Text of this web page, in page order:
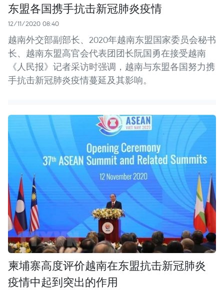
东盟各国携手抗击新冠肺炎疫情
12/11/2020 08:40
越南外交部副部长、2020年越南东盟国家委员会秘书
长、越南东盟高官会代表团团长阮国勇在接受越南
《人民报》记者采访时强调，越南与东盟各国努力携
手抗击新冠肺炎疫情蔓延及其影响。
柬埔寨高度评价越南在东盟抗击新冠肺炎
疫情中起到突出的作用